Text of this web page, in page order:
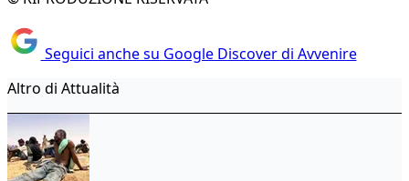
Seguici anche su Google Discover di Avvenire
Altro di Attualità